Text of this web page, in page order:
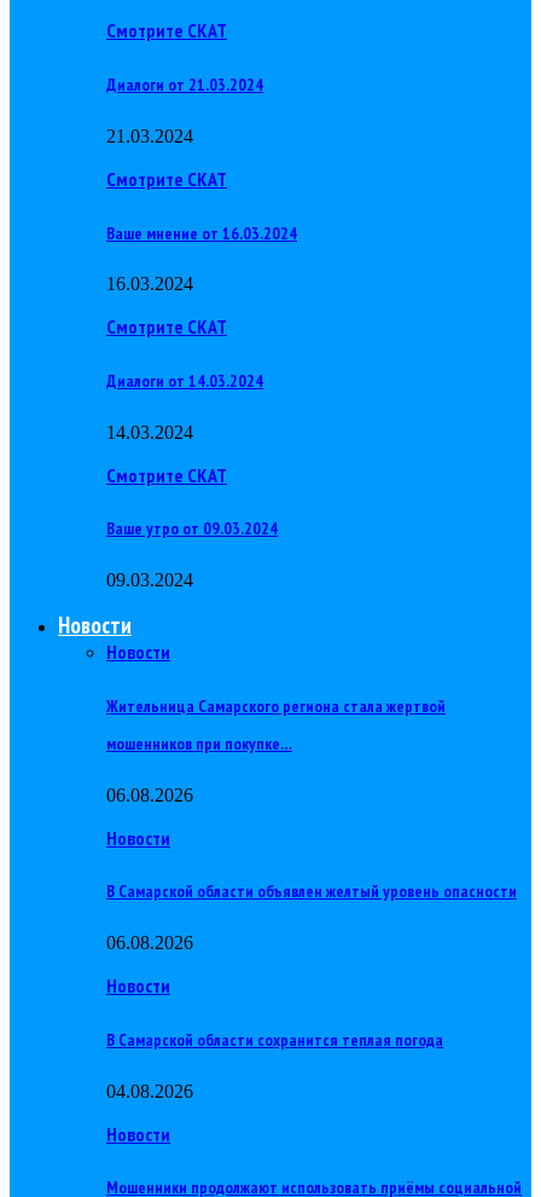
Смотрите СКАТ
Диалоги от 21.03.2024
21.03.2024
Смотрите СКАТ
Ваше мнение от 16.03.2024
16.03.2024
Смотрите СКАТ
Диалоги от 14.03.2024
14.03.2024
Смотрите СКАТ
Ваше утро от 09.03.2024
09.03.2024
Новости
Новости
Жительница Самарского региона стала жертвой
мошенников при покупке…
06.08.2026
Новости
В Самарской области объявлен желтый уровень опасности
06.08.2026
Новости
В Самарской области сохранится теплая погода
04.08.2026
Новости
Мошенники продолжают использовать приёмы социальной